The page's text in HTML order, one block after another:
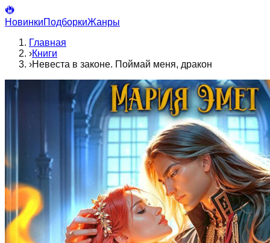
НовинкиПодборкиЖанры
Главная
›Книги
›Невеста в законе. Поймай меня, дракон